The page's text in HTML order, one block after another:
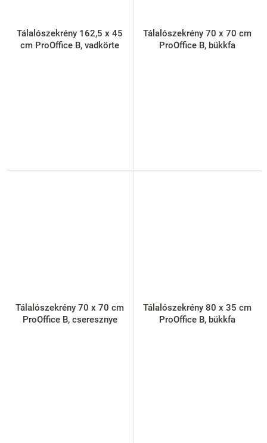
Tálalószekrény 162,5 x 45
cm ProOffice B, vadkörte
Tálalószekrény 70 x 70 cm
ProOffice B, bükkfa
Tálalószekrény 70 x 70 cm
ProOffice B, cseresznye
Tálalószekrény 80 x 35 cm
ProOffice B, bükkfa